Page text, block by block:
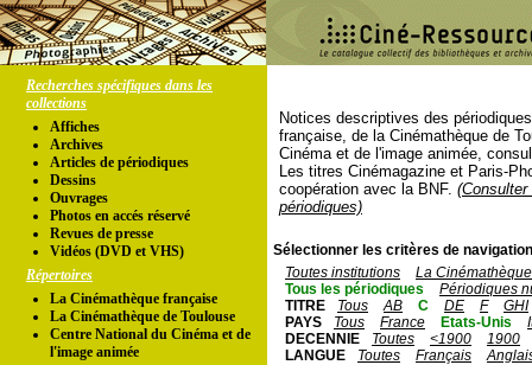
Recherches spécifiques dans les
collections
Affiches
Archives
Articles de périodiques
Dessins
Ouvrages
Photos en accés réservé
Revues de presse
Vidéos (DVD et VHS)
Répertoires
La Cinémathèque française
La Cinémathèque de Toulouse
Centre National du Cinéma et de
l'image animée
Notices descriptives des
française, de la Cinémathèque de
Cinéma et de l'image animée,
Les titres Cinémagazine et Paris-
coopération avec la BNF.
périodiques)
Sélectionner les critères de
Toutes institutions
La
Tous les périodiques
Périodiques
TITRE
Tous AB C DE F
GHI
PAYS
Tous France Etats-Unis
DECENNIE
Toutes <1900
1900
LANGUE
Toutes Français